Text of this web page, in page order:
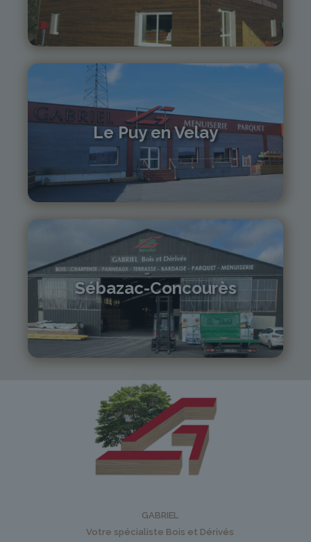
monistrol@gabriel-sa.fr
Le Puy en Velay
04 71 01 13 30
lepuy@gabriel-sa.fr
Sébazac-Concourès
05 81 55 83 89
monistrol@gabriel-sa.fr
GABRIEL
Votre spécialiste Bois et Dérivés